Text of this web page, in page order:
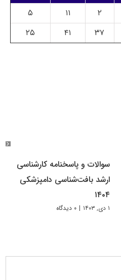
۲ ۱۱
۵
۳۷ ۴۱ ۲۵
سوالات و پاسخنامه کارشناسی
ارشد بافت‌شناسی دامپزشکی
۱۴۰۴
۱ دی, ۱۴۰۳ | ۰ دیدگاه